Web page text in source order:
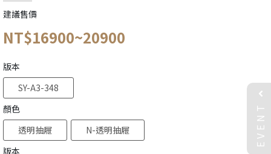
建議售價
NT$16900~20900
版本
SY-A3-348
顏色
透明抽屜
N-透明抽屜
版本
EVENT